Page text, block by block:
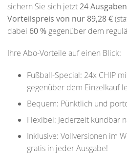
sichern Sie sich jetzt24
Vorteilspreis von nur 89,28 €
dabei 60 % gegenüber dem
Ihre Abo-Vorteile auf einen Blick:
Fußball-Special: 24x CHIP
gegenüber dem Einzelkauf
Bequem: Pünktlich und
Flexibel: Jederzeit kündbar
Inklusive: Vollversionen im
gratis in jeder Ausgabe!